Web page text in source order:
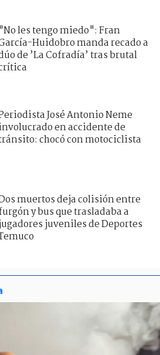
"No les tengo miedo": Fran
Huidobro manda recado a
de ’La Cofradía’ tras brutal
José Antonio Neme
en accidente de
chocó con motociclista
muertos deja colisión entre
y bus que trasladaba a
juveniles de Deportes